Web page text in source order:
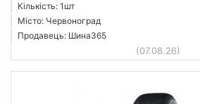
Кількість: 1шт
Місто: Червоноград
Продавець: Шина365
(07.08.26)